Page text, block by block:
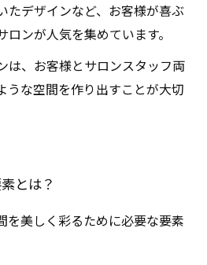
たデザインなど、お客様が喜ぶ
ンが人気を集めています。
は、お客様とサロンスタッフ両
うな空間を作り出すことが大切
とは？
を美しく彩るために必要な要素